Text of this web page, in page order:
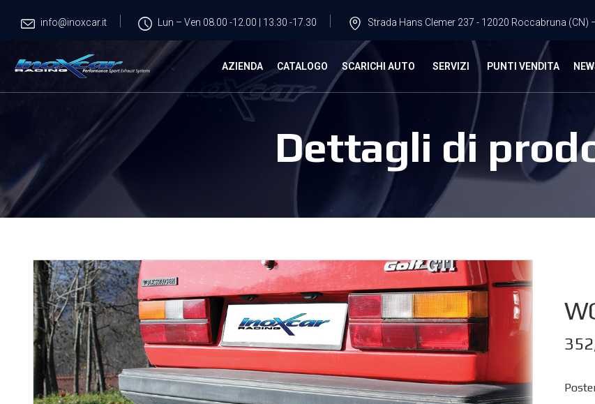
info@inoxcar.it Lun – Ven 08.00 -12.00 | 13.30 -17.30 Strada Hans Clemer 237 - 12020 Roccabruna (CN)
AZIENDA CATALOGO SCARICHI AUTO SERVIZI PUNTI VENDITA
Dettagli di